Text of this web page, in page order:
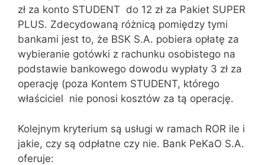
zł za konto STUDENT do 12 zł za Pakiet SUPER
PLUS. Zdecydowaną różnicą pomiędzy tymi
bankami jest to, że BSK S.A. pobiera opłatę za
wybieranie gotówki z rachunku osobistego na
podstawie bankowego dowodu wypłaty 3 zł za
operację (poza Kontem STUDENT, którego
właściciel nie ponosi kosztów za tą operację.
Kolejnym kryterium są usługi w ramach ROR ile i
jakie, czy są odpłatne czy nie. Bank PeKaO S.A.
oferuje: